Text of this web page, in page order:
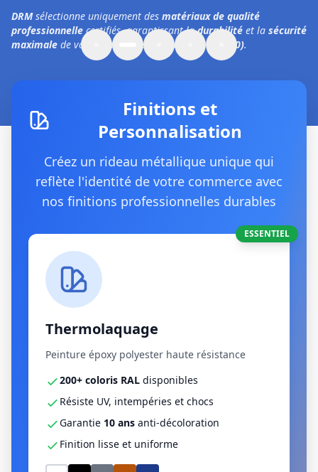
DRMsélectionne uniquement des matériaux de qualité
professionnellecertifiés, garantissant ladurabilité et la sécurité
maximale de vos installations à Colomiers (31770).
Finitions et
Personnalisation
Créez un rideau métallique unique qui
reflète l'identité de votre commerce avec
nos finitions professionnelles durables
ESSENTIEL
Thermolaquage
Peinture époxy polyester haute résistance
200+ coloris RAL disponibles
Résiste UV, intempéries et chocs
Garantie 10 ans anti-décoloration
Finition lisse et uniforme